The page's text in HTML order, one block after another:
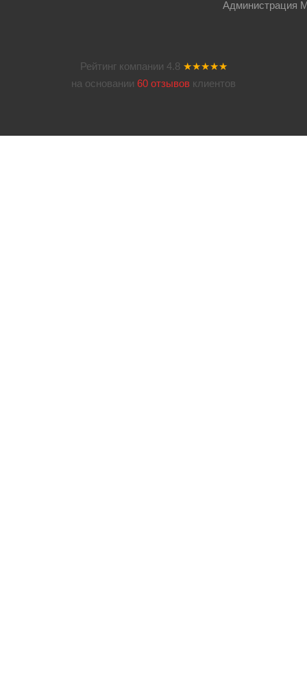
Администрация
Рейтинг компании 4.8 ★★★★★
на основании 60 отзывов клиентов